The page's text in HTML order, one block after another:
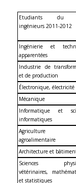
Etudiants du
ingénieurs 2011-2012
Ingénierie et
apparentées
Industrie de
et de production
Électronique, électricité
Mécanique
Informatique et
informatiques
agroalimentaire
Architecture et
Sciences
vétérinaires,
et statistiques